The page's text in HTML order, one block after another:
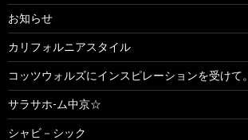
お知らせ
カリフォルニアスタイル
コッツウォルズにインスピレーションを受けて。
サラサホ-ム中京☆
シャビ－シック